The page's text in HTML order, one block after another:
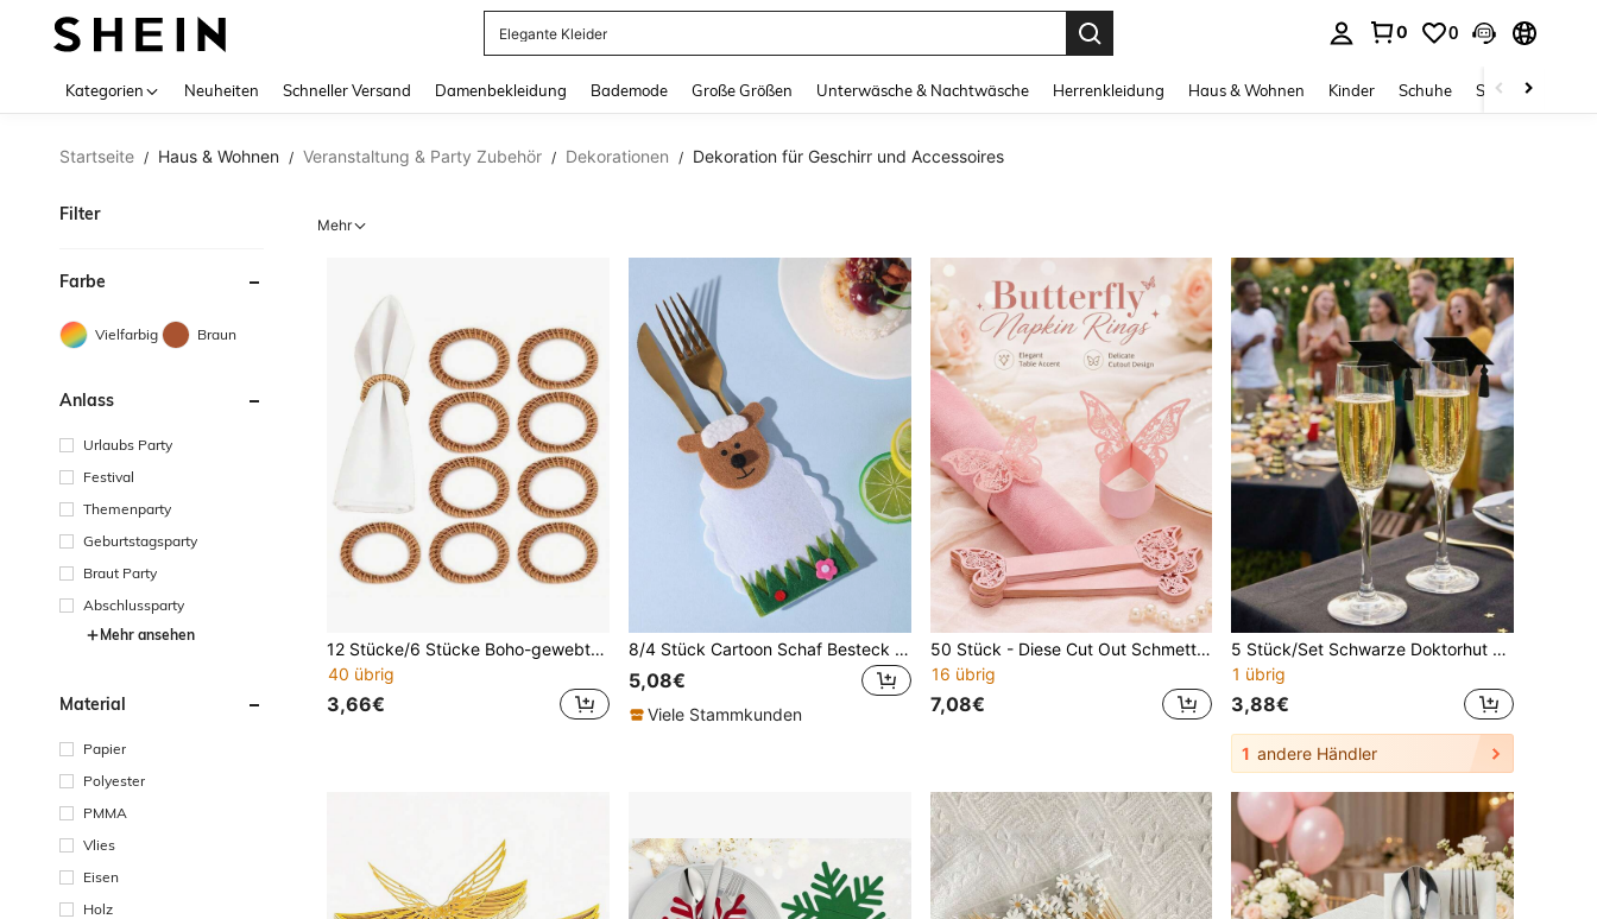
Sommerkleid Damen
0 0
Kategorien Neuheiten Schneller Versand Damenbekleidung Bademode Große Größen Unterwäsche & Nachtwäsche Herrenkleidung Haus & Wohnen Kinder Schuhe Schmuck &
Startseite / Haus & Wohnen / Veranstaltung & Party Zubehör / Dekorationen / Dekoration für Geschirr und Accessoires
Filter
Farbe
Vielfarbig Braun
Anlass
Urlaubs Party
Festival
Themenparty
Geburtstagsparty
Braut Party
Abschlussparty
Mehr ansehen
Material
Papier
Polyester
PMMA
Vlies
Eisen
Holz
Mehr
12 Stücke/6 Stücke Boho-gewebte Serviettenringe, natürliche Bambusfaser Serviettenringe, Vintage Tischserviettenhalter, Serviettenringe im Landhausstil - ideale Tischdekoration für Zuhause, Hochzeiten, Feiertage und Partys
40 übrig
3,66€
8/4 Stück Cartoon Schaf Besteck Messer und Gabel Tasche Party Festival Schaf Messer Gabeln Geschirr Taschen für Heim Dekoration für Geburtstag, Hochzeit, Mottoparty Tisch Mitte Dekoration
5,08€
Viele Stammkunden
50 Stück - Diese Cut Out Schmetterling-Servietten-Ringe sind perfekt für die Dekoration von Restaurants im westlichen Stil und eignen sich auch für Partys, Hochzeiten und Geburtstagsfeierlichkeiten. Kreatives Accessoire
16 übrig
7,08€
5 Stück/Set Schwarze Doktorhut & Sektglas Dekoration, elegante Abschlussfeier Weinglas Marker, Quaste Stern Anhänger Glasrand Dekoration, Feiertags Party Tischdekoration, Abschlussfeier Zubehör
1 übrig
3,88€
1 andere Händler